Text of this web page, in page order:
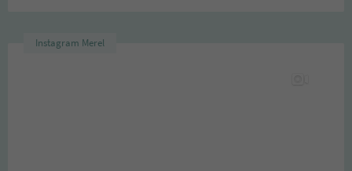
Instagram Merel